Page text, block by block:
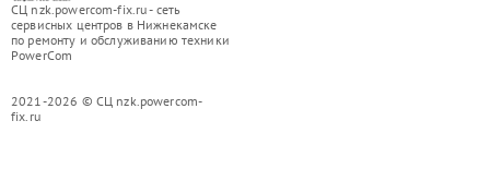
СЦ nzk.powercom-fix.ru - сеть
сервисных центров в Нижнекамске
по ремонту и обслуживанию техники
PowerCom
2021-2026 © СЦ nzk.powercom-
fix.ru